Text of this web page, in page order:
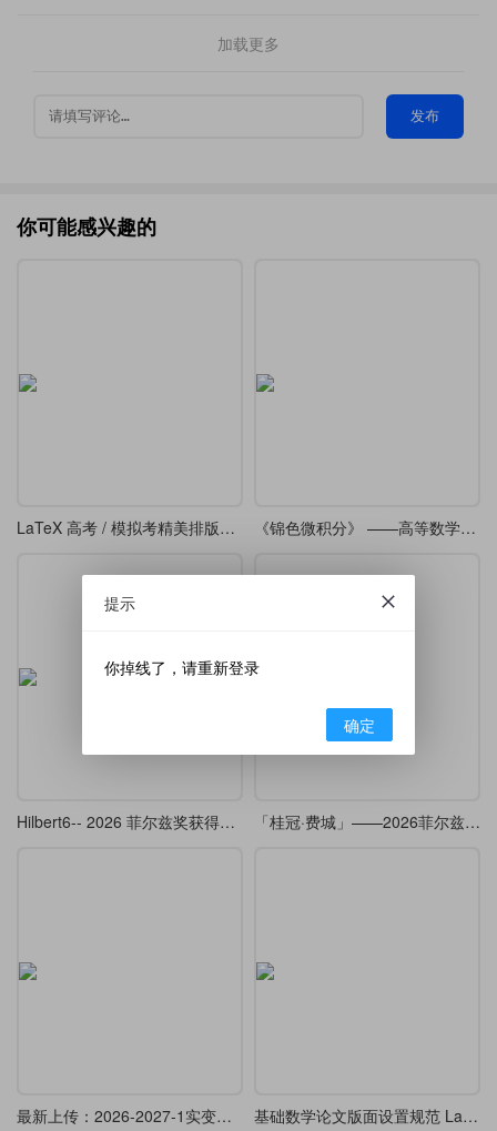
加载更多
发布
你可能感兴趣的
LaTeX 高考 / 模拟考精美排版模板 《锦色微积分》 ——高等数学课堂笔记·炫彩版
Hilbert6-- 2026 菲尔兹奖获得者邓煜学术报告的 beamer （复刻 ） 「桂冠·费城」——2026菲尔兹奖Beamer主题
最新上传：2026-2027-1实变函数教案模板 基础数学论文版面设置规范 LaTeX 模板
提示
你掉线了，请重新登录
确定